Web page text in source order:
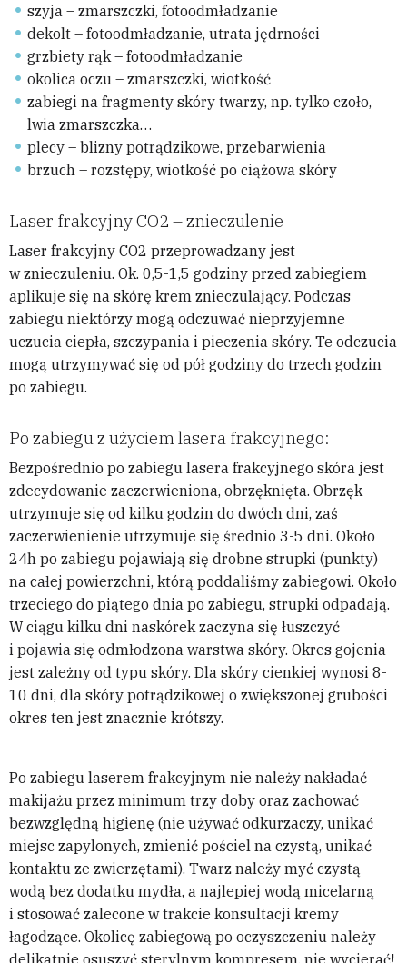
szyja – zmarszczki, fotoodmładzanie
dekolt – fotoodmładzanie, utrata jędrności
grzbiety rąk – fotoodmładzanie
okolica oczu – zmarszczki, wiotkość
zabiegi na fragmenty skóry twarzy, np. tylko czoło,
lwia zmarszczka…
plecy – blizny potrądzikowe, przebarwienia
brzuch – rozstępy, wiotkość po ciążowa skóry
Laser frakcyjny CO2 – znieczulenie
Laser frakcyjny CO2 przeprowadzany jest
w znieczuleniu. Ok. 0,5-1,5 godziny przed zabiegiem
aplikuje się na skórę krem znieczulający. Podczas
zabiegu niektórzy mogą odczuwać nieprzyjemne
uczucia ciepła, szczypania i pieczenia skóry. Te odczucia
mogą utrzymywać się od pół godziny do trzech godzin
po zabiegu.
Po zabiegu z użyciem lasera frakcyjnego:
Bezpośrednio po zabiegu lasera frakcyjnego skóra jest
zdecydowanie zaczerwieniona, obrzęknięta. Obrzęk
utrzymuje się od kilku godzin do dwóch dni, zaś
zaczerwienienie utrzymuje się średnio 3-5 dni. Około
24h po zabiegu pojawiają się drobne strupki (punkty)
na całej powierzchni, którą poddaliśmy zabiegowi. Około
trzeciego do piątego dnia po zabiegu, strupki odpadają.
W ciągu kilku dni naskórek zaczyna się łuszczyć
i pojawia się odmłodzona warstwa skóry. Okres gojenia
jest zależny od typu skóry. Dla skóry cienkiej wynosi 8-
10 dni, dla skóry potrądzikowej o zwiększonej grubości
okres ten jest znacznie krótszy.
Po zabiegu laserem frakcyjnym nie należy nakładać
makijażu przez minimum trzy doby oraz zachować
bezwzględną higienę (nie używać odkurzaczy, unikać
miejsc zapylonych, zmienić pościel na czystą, unikać
kontaktu ze zwierzętami). Twarz należy myć czystą
wodą bez dodatku mydła, a najlepiej wodą micelarną
i stosować zalecone w trakcie konsultacji kremy
łagodzące. Okolicę zabiegową po oczyszczeniu należy